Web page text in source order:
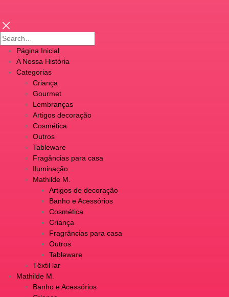
Página Inicial
A Nossa História
Categorias
Criança
Gourmet
Lembranças
Artigos decoração
Cosmética
Outros
Tableware
Fragâncias para casa
Iluminação
Mathilde M.
Artigos de decoração
Banho e Acessórios
Cosmética
Criança
Fragrâncias para casa
Outros
Tableware
Têxtil lar
Mathilde M.
Banho e Acessórios